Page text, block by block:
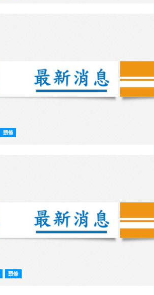
頭條
頭條